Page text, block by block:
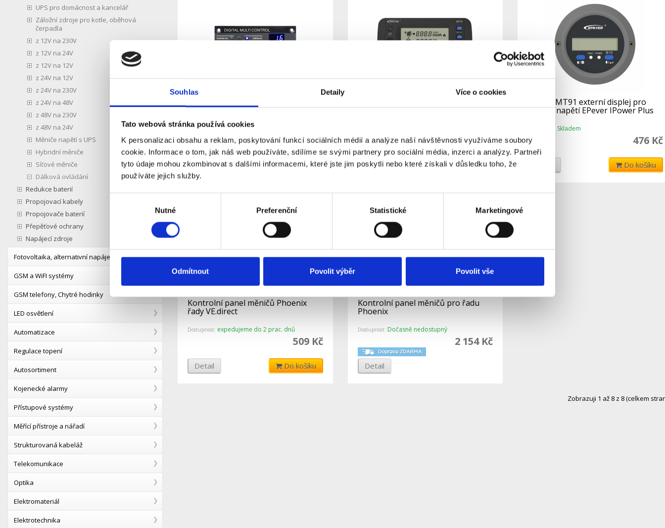
Souhlas Detaily Více o cookies
Tato webová stránka používá cookies
K personalizaci obsahu a reklam, poskytování funkcí sociálních médií a analýze naší návštěvnosti využíváme soubory
cookie. Informace o tom, jak náš web používáte, sdílíme se svými partnery pro sociální média, inzerci a analýzy. Partneři
tyto údaje mohou zkombinovat s dalšími informacemi, které jste jim poskytli nebo které získali v důsledku toho, že
používáte jejich služby.
Nutné Preferenční Statistické Marketingové
Odmítnout Povolit výběr Povolit vše
UPS pro domácnost a kancelář
Záložní zdroje pro kotle, oběhová
čerpadla
z 12V na 230V
z 12V na 24V
z 12V na 12V
z 24V na 12V
z 24V na 230V
z 24V na 48V
z 48V na 230V
z 48V na 24V
Měniče napětí s UPS
Hybridní měniče
Síťové měniče
Dálková ovládání
Redukce baterií
Propojovací kabely
Propojovače baterií
Přepěťové ochrany
Napájecí zdroje
Fotovoltaika, alternativní napájení
GSM a WiFI systémy
GSM telefony, Chytré hodinky
LED osvětlení
Automatizace
Regulace topení
Autosortiment
Kojenecké alarmy
Přístupové systémy
Měřící přístroje a nářadí
Strukturovaná kabeláž
Telekomunikace
Optika
Elektromateriál
Elektrotechnika
200/200A
Dostupnost:Skladem
3 290 Kč
Detail Do košíku
solární regulátor XTRA a měnič
480 Kč
Detail Do košíku
EPever MT91 externí displej pro
měniče napětí EPever IPower Plus
Skladem
476 Kč
Do košíku
Kontrolní panel měničů Phoenix
řady VE.direct
Dostupnost: expedujeme do 2 prac. dnů
509 Kč
Detail Do košíku
Kontrolní panel měničů pro řadu
Phoenix
Dostupnost: Dočasně nedostupný
2 154 Kč
Detail
Zobrazuji 1 až 8 z 8 (celkem